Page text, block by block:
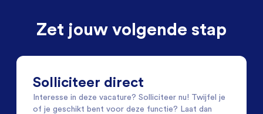
Zet jouw volgende stap
Solliciteer direct
Interesse in deze vacature? Solliciteer nu! Twijfel je
of je geschikt bent voor deze functie? Laat dan